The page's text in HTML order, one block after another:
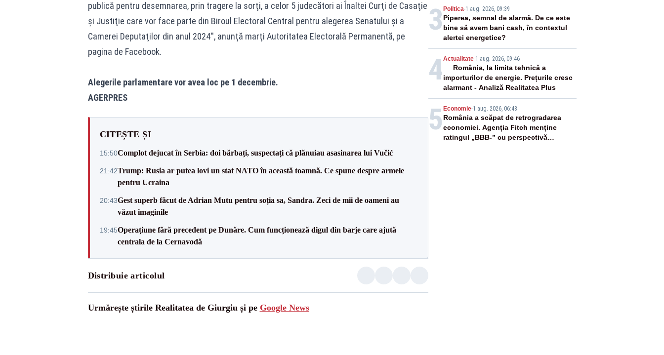
publică pentru desemnarea, prin tragere la sorţi, a celor 5 judecători ai Înaltei Curţi de Casaţie
şi Justiţie care vor face parte din Biroul Electoral Central pentru alegerea Senatului şi a
Camerei Deputaţilor din anul 2024'', anunţă marţi Autoritatea Electorală Permanentă, pe
pagina de Facebook.
Alegerile parlamentare vor avea loc pe 1 decembrie.
AGERPRES
CITEȘTE ȘI
15:50Complot dejucat în Serbia: doi bărbați, suspectați că plănuiau asasinarea lui Vučić
21:42Trump: Rusia ar putea lovi un stat NATO în această toamnă. Ce spune despre armele
pentru Ucraina
20:43Gest superb făcut de Adrian Mutu pentru soția sa, Sandra. Zeci de mii de oameni au
văzut imaginile
19:45Operațiune fără precedent pe Dunăre. Cum funcționează digul din barje care ajută
centrala de la Cernavodă
Distribuie articolul
Urmărește știrile Realitatea de Giurgiu și pe Google News
3 Politica-1 aug. 2026, 09:39
Piperea, semnal de alarmă. De ce este
bine să avem bani cash, în contextul
alertei energetice?
4Actualitate-1 aug. 2026, 09:46
România, la limita tehnică a
importurilor de energie. Prețurile cresc
alarmant - Analiză Realitatea Plus
5 Economie-1 aug. 2026, 06:48
România a scăpat de retrogradarea
economiei. Agenția Fitch menține
ratingul „BBB-” cu perspectivă